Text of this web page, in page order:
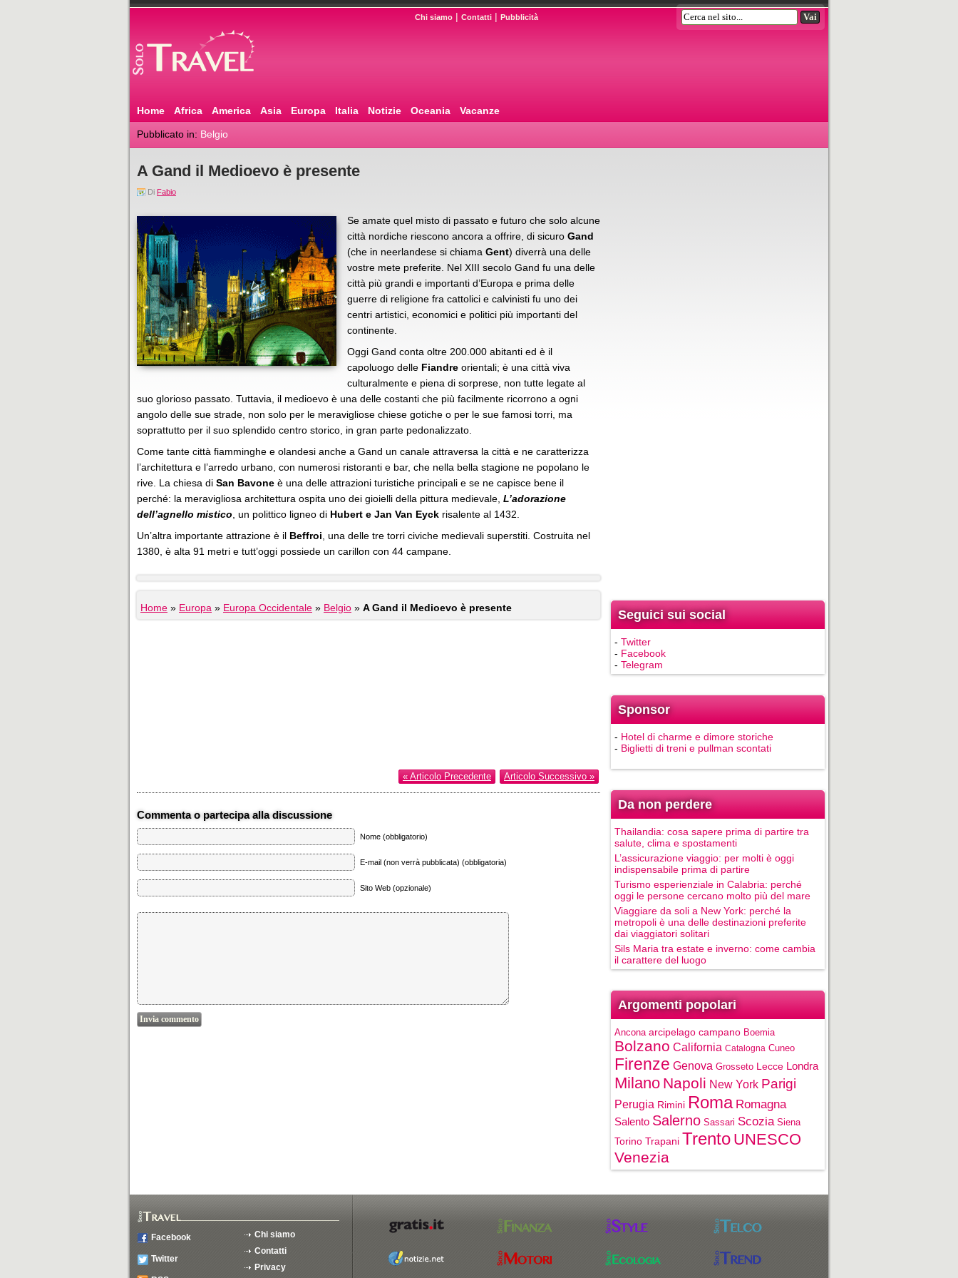
Chi siamo | Contatti | Pubblicità
Home Africa America Asia Europa Italia Notizie Oceania Vacanze
Pubblicato in: Belgio
A Gand il Medioevo è presente
Di Fabio
Se amate quel misto di passato e futuro che solo alcune
città nordiche riescono ancora a offrire, di sicuro Gand
(che in neerlandese si chiama Gent) diverrà una delle
vostre mete preferite. Nel XIII secolo Gand fu una delle
città più grandi e importanti d’Europa e prima delle
guerre di religione fra cattolici e calvinisti fu uno dei
centri artistici, economici e politici più importanti del
continente.
Oggi Gand conta oltre 200.000 abitanti ed è il
capoluogo delle Fiandre orientali; è una città viva
culturalmente e piena di sorprese, non tutte legate al
suo glorioso passato. Tuttavia, il medioevo è una delle costanti che più facilmente ricorrono a ogni
angolo delle sue strade, non solo per le meravigliose chiese gotiche o per le sue famosi torri, ma
soprattutto per il suo splendido centro storico, in gran parte pedonalizzato.
Come tante città fiamminghe e olandesi anche a Gand un canale attraversa la città e ne caratterizza
l’architettura e l’arredo urbano, con numerosi ristoranti e bar, che nella bella stagione ne popolano le
rive. La chiesa di San Bavone è una delle attrazioni turistiche principali e se ne capisce bene il
perché: la meravigliosa architettura ospita uno dei gioielli della pittura medievale, L’adorazione
dell’agnello mistico , un polittico ligneo di Hubert e Jan Van Eyck risalente al 1432.
Un’altra importante attrazione è il Beffroi , una delle tre torri civiche medievali superstiti. Costruita nel
1380, è alta 91 metri e tutt’oggi possiede un carillon con 44 campane.
Home » Europa » Europa Occidentale » Belgio » A Gand il Medioevo è presente
« Articolo Precedente Articolo Successivo »
Commenta o partecipa alla discussione
Nome (obbligatorio)
E-mail (non verrà pubblicata) (obbligatoria)
Sito Web (opzionale)
Seguici sui social
- Twitter
- Facebook
- Telegram
Sponsor
- Hotel di charme e dimore storiche
- Biglietti di treni e pullman scontati
Da non perdere
Thailandia: cosa sapere prima di partire tra
salute, clima e spostamenti
L’assicurazione viaggio: per molti è oggi
indispensabile prima di partire
Turismo esperienziale in Calabria: perché
oggi le persone cercano molto più del mare
Viaggiare da soli a New York: perché la
metropoli è una delle destinazioni preferite
dai viaggiatori solitari
Sils Maria tra estate e inverno: come cambia
il carattere del luogo
Argomenti popolari
Ancona arcipelago campano Boemia
Bolzano California Catalogna Cuneo
Firenze Genova Grosseto Lecce Londra
Milano Napoli New York Parigi
Perugia Rimini Roma Romagna
Salento Salerno Sassari Scozia Siena
Torino Trapani Trento UNESCO
Venezia
Facebook
Twitter
Chi siamo
Contatti
Privacy